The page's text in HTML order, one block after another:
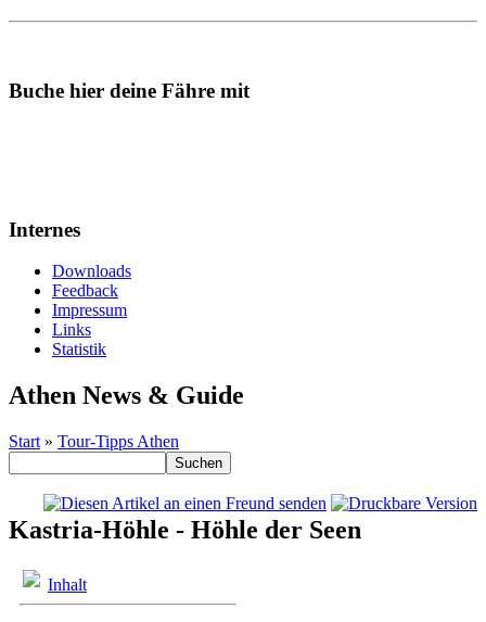
Buche hier deine Fähre mit
Internes
Downloads
Feedback
Impressum
Links
Statistik
Athen News & Guide
Start » Tour-Tipps Athen
Kastria-Höhle - Höhle der Seen
Inhalt